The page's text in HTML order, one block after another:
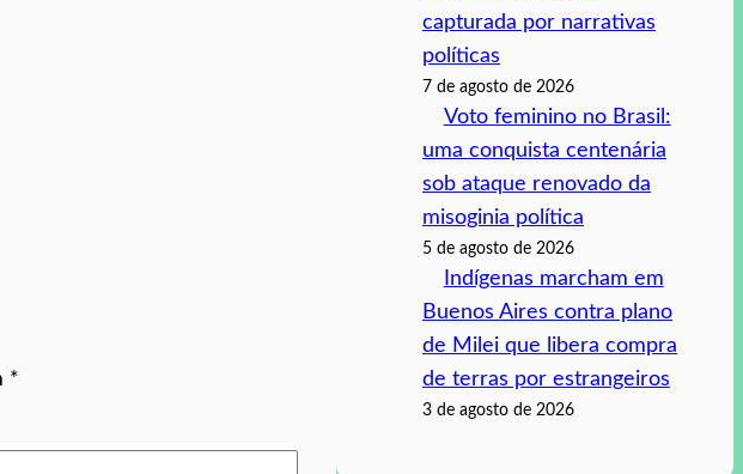
*
capturada por narrativas
políticas
7 de agosto de 2026
Voto feminino no Brasil:
uma conquista centenária
sob ataque renovado da
misoginia política
5 de agosto de 2026
Indígenas marcham em
Buenos Aires contra plano
de Milei que libera compra
de terras por estrangeiros
3 de agosto de 2026